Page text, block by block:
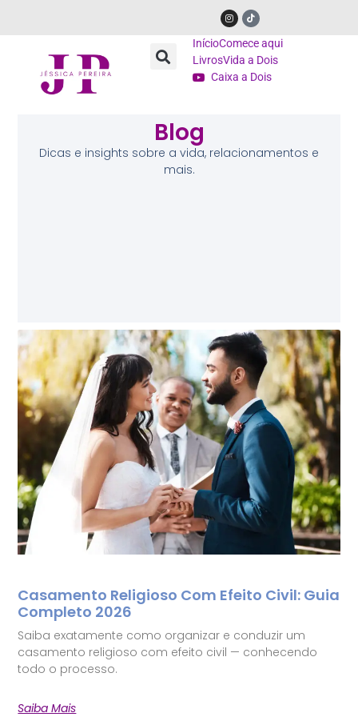
InícioComece aqui
LivrosVida a Dois
Caixa a Dois
Blog
Dicas e insights sobre a vida, relacionamentos e
mais.
Casamento Religioso Com Efeito Civil: Guia
Completo 2026
Saiba exatamente como organizar e conduzir um
casamento religioso com efeito civil — conhecendo
todo o processo.
Saiba Mais